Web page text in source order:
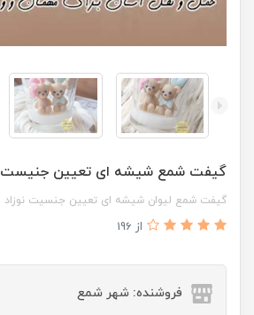
گیفت شمع شیشه ای تعیین جنیست
گیفت شمع لیوان شیشه ای تعیین جنسیت نوزاد
از 196
فروشنده: شهر شمع